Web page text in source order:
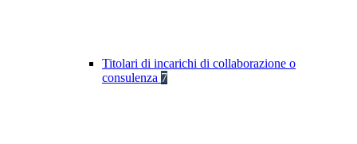
Titolari di incarichi di collaborazione o
consulenza 7